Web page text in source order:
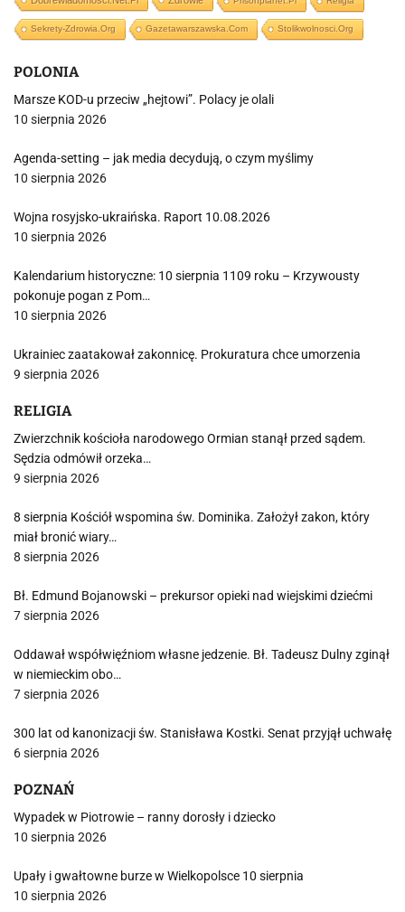
Sekrety-Zdrowia.org Gazetawarszawska.com Stolikwolnosci.org
POLONIA
Marsze KOD-u przeciw „hejtowi”. Polacy je olali
10 sierpnia 2026
Agenda-setting – jak media decydują, o czym myślimy
10 sierpnia 2026
Wojna rosyjsko-ukraińska. Raport 10.08.2026
10 sierpnia 2026
Kalendarium historyczne: 10 sierpnia 1109 roku – Krzywousty
pokonuje pogan z Pom…
10 sierpnia 2026
Ukrainiec zaatakował zakonnicę. Prokuratura chce umorzenia
9 sierpnia 2026
RELIGIA
Zwierzchnik kościoła narodowego Ormian stanął przed sądem.
Sędzia odmówił orzeka…
9 sierpnia 2026
8 sierpnia Kościół wspomina św. Dominika. Założył zakon, który
miał bronić wiary…
8 sierpnia 2026
Bł. Edmund Bojanowski – prekursor opieki nad wiejskimi dziećmi
7 sierpnia 2026
Oddawał współwięźniom własne jedzenie. Bł. Tadeusz Dulny zginął
w niemieckim obo…
7 sierpnia 2026
300 lat od kanonizacji św. Stanisława Kostki. Senat przyjął uchwałę
6 sierpnia 2026
POZNAŃ
Wypadek w Piotrowie – ranny dorosły i dziecko
10 sierpnia 2026
Upały i gwałtowne burze w Wielkopolsce 10 sierpnia
10 sierpnia 2026